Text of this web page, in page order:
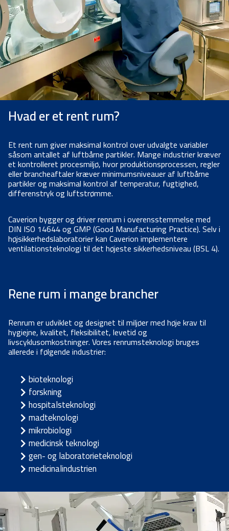
Hvad er et rent rum?
Et rent rum giver maksimal kontrol over udvalgte variabler
såsom antallet af luftbårne partikler. Mange industrier kræver
et kontrolleret procesmiljø, hvor produktionsprocessen, regler
eller brancheaftaler kræver minimumsniveauer af luftbårne
partikler og maksimal kontrol af temperatur, fugtighed,
differenstryk og luftstrømme.
Caverion bygger og driver renrum i overensstemmelse med
DIN ISO 14644 og GMP (Good Manufacturing Practice). Selv i
højsikkerhedslaboratorier kan Caverion implementere
ventilationsteknologi til det højeste sikkerhedsniveau (BSL 4).
Rene rum i mange brancher
Renrum er udviklet og designet til miljøer med høje krav til
hygiejne, kvalitet, fleksibilitet, levetid og
livscyklusomkostninger. Vores renrumsteknologi bruges
allerede i følgende industrier:
bioteknologi
forskning
hospitalsteknologi
madteknologi
mikrobiologi
medicinsk teknologi
gen- og laboratorieteknologi
medicinalindustrien